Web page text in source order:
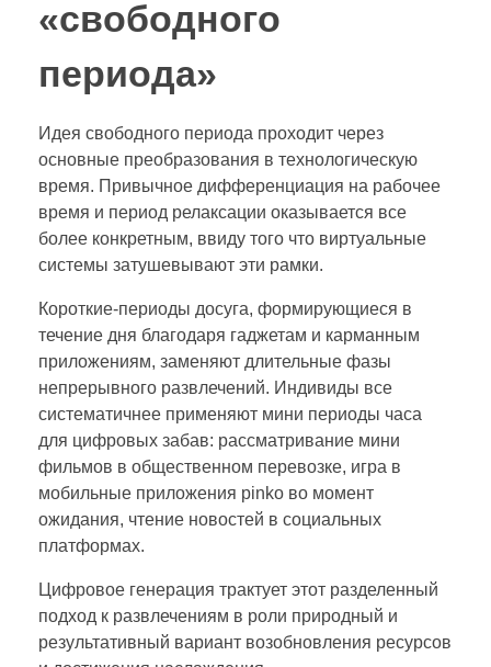
«свободного
периода»
Идея свободного периода проходит через
основные преобразования в технологическую
время. Привычное дифференциация на рабочее
время и период релаксации оказывается все
более конкретным, ввиду того что виртуальные
системы затушевывают эти рамки.
Короткие-периоды досуга, формирующиеся в
течение дня благодаря гаджетам и карманным
приложениям, заменяют длительные фазы
непрерывного развлечений. Индивиды все
систематичнее применяют мини периоды часа
для цифровых забав: рассматривание мини
фильмов в общественном перевозке, игра в
мобильные приложения pinko во момент
ожидания, чтение новостей в социальных
платформах.
Цифровое генерация трактует этот разделенный
подход к развлечениям в роли природный и
результативный вариант возобновления ресурсов